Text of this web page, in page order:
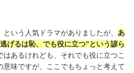
という人気ドラマがありましたが、 あ
げるは恥、でも役に立つ”という諺ら
はあるけれども、それでも役に立つこ
意味ですが、ここでもちょっと考えて